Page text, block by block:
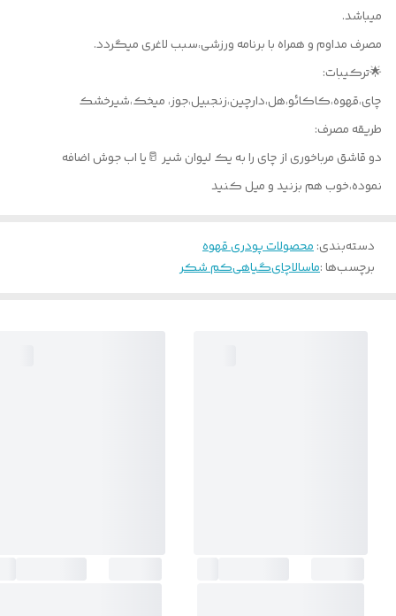
میباشد.
‌مصرف مداوم و همراه با برنامه ورزشی،سبب لاغری میگردد.
🌟ترکیبات:
چای،قهوه،کاکائو،هل،دارچین،زنجبیل،جوز، میخک،شیرخشک
طریقه مصرف:
دو قاشق مرباخوری از چای را به یک لیوان شیر 🥛یا اب جوش اضافه
نموده،خوب هم بزنید و میل کنید
دسته‌بندی:محصولات پودری قهوه
برچسب‌ها :ماسالاچایگیاهیکم شکر